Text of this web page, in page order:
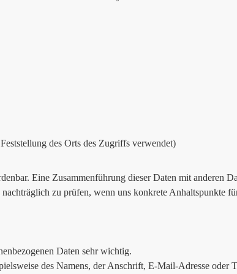
des Orts des Zugriffs verwendet)
Eine Zusammenführung dieser Daten mit anderen
zu prüfen, wenn uns konkrete Anhaltspunkte
Daten sehr wichtig.
des Namens, der Anschrift, E-Mail-Adresse oder